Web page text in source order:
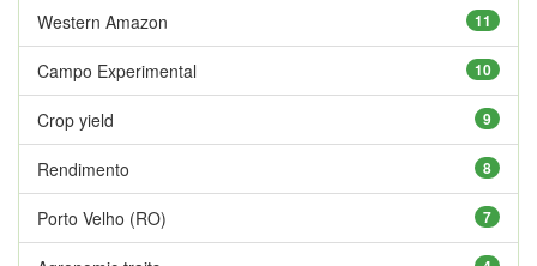
11
Western Amazon
10
Campo Experimental
9
Crop yield
8
Rendimento
7
Porto Velho (RO)